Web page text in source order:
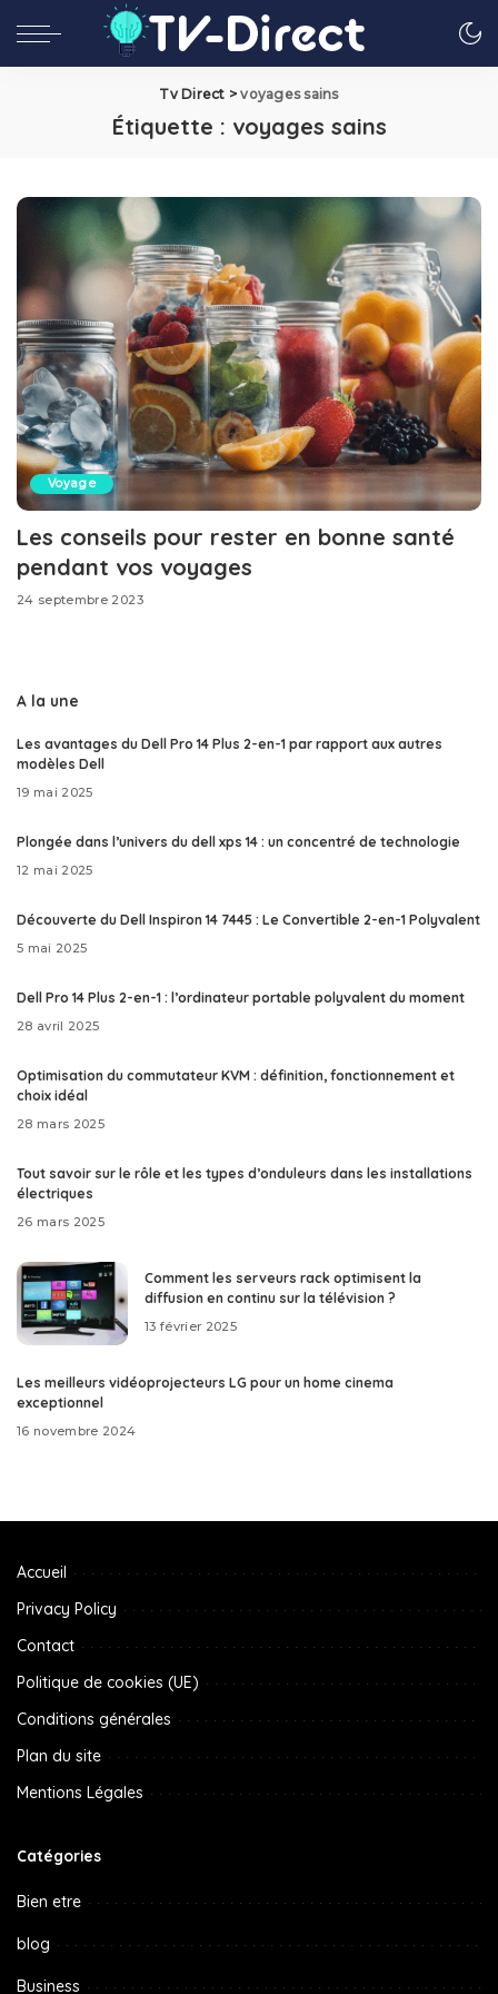
Tv Direct >voyages sains
Étiquette : voyages sains
Voyage
Les conseils pour rester en bonne santé
pendant vos voyages
24 septembre 2023
A la une
Les avantages du Dell Pro 14 Plus 2-en-1 par rapport aux autres
modèles Dell
19 mai 2025
Plongée dans l’univers du dell xps 14 : un concentré de technologie
12 mai 2025
Découverte du Dell Inspiron 14 7445 : Le Convertible 2-en-1 Polyvalent
5 mai 2025
Dell Pro 14 Plus 2-en-1 : l’ordinateur portable polyvalent du moment
28 avril 2025
Optimisation du commutateur KVM : définition, fonctionnement et
choix idéal
28 mars 2025
Tout savoir sur le rôle et les types d’onduleurs dans les installations
électriques
26 mars 2025
Comment les serveurs rack optimisent la
diffusion en continu sur la télévision ?
13 février 2025
Les meilleurs vidéoprojecteurs LG pour un home cinema
exceptionnel
16 novembre 2024
Accueil
Privacy Policy
Contact
Politique de cookies (UE)
Conditions générales
Plan du site
Mentions Légales
Catégories
Bien etre
blog
Business